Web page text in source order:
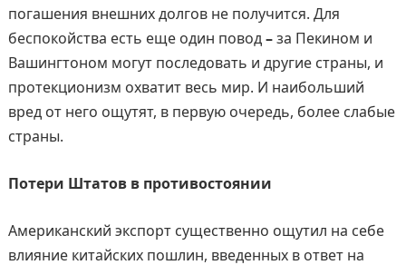
погашения внешних долгов не получится. Для
беспокойства есть еще один повод–за Пекином и
Вашингтоном могут последовать и другие страны, и
протекционизм охватит весь мир. И наибольший
вред от него ощутят, в первую очередь, более слабые
страны.
Потери Штатов в противостоянии
Американский экспорт существенно ощутил на себе
влияние китайских пошлин, введенных в ответ на